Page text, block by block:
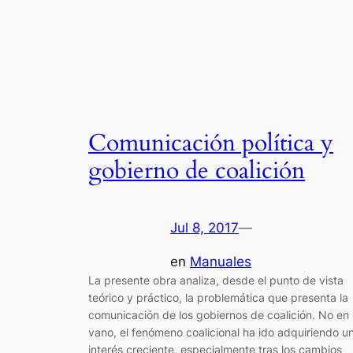
Comunicación política y
gobierno de coalición
Jul 8, 2017—
en Manuales
La presente obra analiza, desde el punto de vista
teórico y práctico, la problemática que presenta la
comunicación de los gobiernos de coalición. No en
vano, el fenómeno coalicional ha ido adquiriendo
interés creciente, especialmente tras los cambios